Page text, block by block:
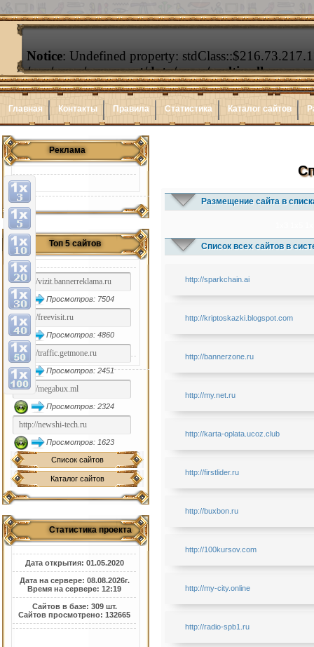
Главная Контакты Правила Статистика Каталог сайтов
Реклама
Топ 5 сайтов
Просмотров: 7504
Просмотров: 4860
Просмотров: 2451
Просмотров: 2324
Просмотров: 1623
Список сайтов
Каталог сайтов
Статистика проекта
Дата открытия: 01.05.2020
Дата на сервере: 08.08.2026г.
Время на сервере: 12:19
Сайтов в базе: 309 шт.
Сайтов просмотрено: 132665
Размещение сайта в
Список всех сайтов в
http://sparkchain.ai
http://kriptoskazki.blogspot.com
http://bannerzone.ru
http://my.net.ru
http://karta-oplata.ucoz.club
http://firstlider.ru
http://buxbon.ru
http://100kursov.com
http://my-city.online
http://radio-spb1.ru